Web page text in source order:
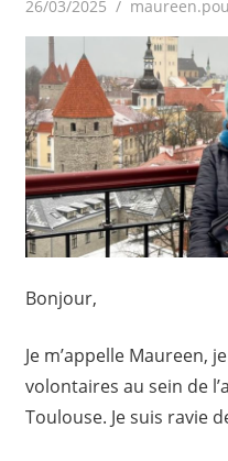
26/03/2025
Bonjour,
Je m’appelle Maureen,
volontaires au sein de
Toulouse. Je suis ravie